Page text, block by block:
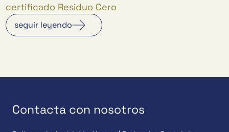
certificado Residuo Cero
seguir leyendo
Contacta con nosotros